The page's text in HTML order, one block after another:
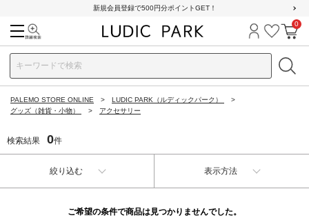
新規会員登録で500円分ポイントGET！
ログイン
お気に
カ
0
PALEMO STORE ONLINE
LUDIC PARK（ルディックパーク）
グッズ（雑貨・小物）
アクセサリー
検索結果 0件
絞り込む 表示方法
ご希望の条件で商品は見つかりませんでした。